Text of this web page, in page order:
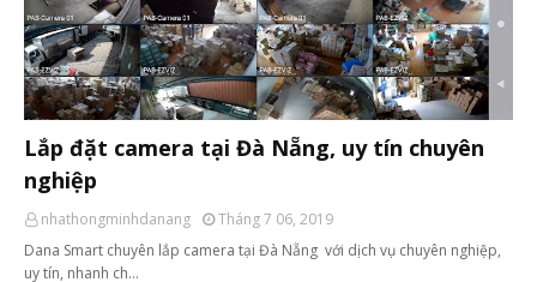
Lắp đặt camera tại Đà Nẵng, uy tín chuyên
nghiệp
nhathongminhdanang
Tháng 7 06, 2019
Dana Smart chuyên lắp camera tại Đà Nẵng với dịch vụ chuyên nghiệp,
uy tín, nhanh ch…